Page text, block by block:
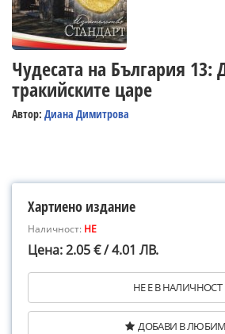
Чудесата на България 13:
тракийските царе
Автор: Диана Димитрова
Хартиено издание
Наличност: НЕ
Цена: 2.05 € / 4.01 ЛВ.
НЕ Е В НАЛИЧНОСТ
ДОБАВИ В